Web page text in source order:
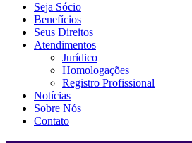
Seja Sócio
Benefícios
Seus Direitos
Atendimentos
Jurídico
Homologações
Registro Profissional
Notícias
Sobre Nós
Contato